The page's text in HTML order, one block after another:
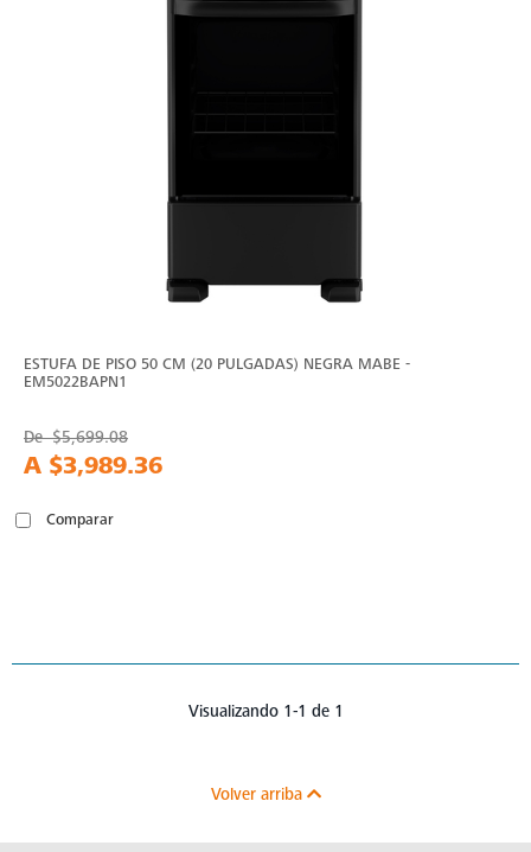
ESTUFA DE PISO 50 CM (20 PULGADAS) NEGRA MABE -
EM5022BAPN1
De$5,699.08
A $3,989.36
Comparar
Visualizando 1-1 de 1
Volver arriba